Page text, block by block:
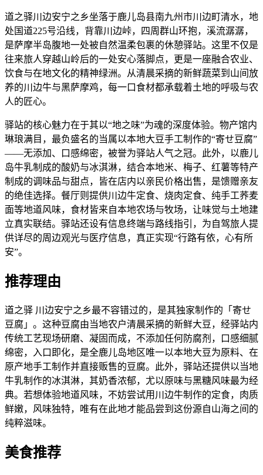
道之驿川边安宁之乡坐落于鹿儿岛县南九州市川边町清水，地
处国道225号沿线，背靠川边峠，四周群山环抱，溪流潺潺，
是萨摩半岛腹地一处被自然温柔包裹的休憩驿站。这里不仅是
往来旅人穿越山岭后的一处安心落脚点，更是一座融合农业、
饮食与在地文化的精神绿洲。从清晨采摘的新鲜蔬菜到山间放
养的川边牛与黑萨摩鸡，每一口食材都承载着土地的呼吸与农
人的匠心。
驿站的核心魅力在于其以“地之味”为魂的深度体验。物产馆内
琳琅满目，最负盛名的当属以本地大豆手工制作的“寄せ豆腐”
——无添加、口感绵密，被誉为驿站人气之冠。此外，以鹿儿
岛牛乳制成的酸奶与冰淇淋，结合本地米、梅子、红薯等特产
制成的调味品与甜点，皆在店内以亲民价格出售，是馈赠亲友
的绝佳选择。餐厅则提供川边牛定食、烧肉定食、纯手工荞麦
面等地道风味，食材皆来自本地农场与牧场，让味觉与土地建
立真实联结。驿站还设有信息终端与路线指引，为自驾旅人提
供详尽的周边观光与医疗信息，真正实现“行路有依，心有所
安”。
推荐理由
道之驿 川边安宁之乡最不容错过的，是其独家制作的「寄せ
豆腐」。这种豆腐由当地农户清晨采摘的新鲜大豆，经驿站内
传统工艺现场研磨、凝固而成，不添加任何防腐剂，口感细腻
绵密，入口即化，是全鹿儿岛地区唯一以本地大豆为原料、在
原产地手工制作并直接贩售的豆腐。此外，驿站还提供以当地
牛乳制作的冰淇淋，其奶香浓郁，尤以原味与黑糖风味最为经
典。若想体验地道风味，不妨尝试用川边牛制作的定食，肉质
鲜嫩，风味独特，唯有在此地才能品尝到这份源自山海之间的
纯粹滋味。
美食推荐